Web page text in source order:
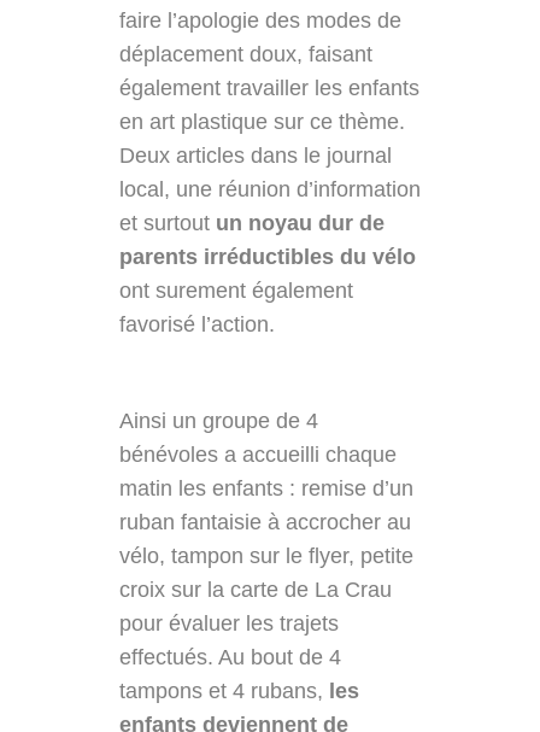
faire l’apologie des modes de
déplacement doux, faisant
également travailler les enfants
en art plastique sur ce thème.
Deux articles dans le journal
local, une réunion d’information
et surtout un noyau dur de
parents irréductibles du vélo
ont surement également
favorisé l’action.
Ainsi un groupe de 4
bénévoles a accueilli chaque
matin les enfants : remise d’un
ruban fantaisie à accrocher au
vélo, tampon sur le flyer, petite
croix sur la carte de La Crau
pour évaluer les trajets
effectués. Au bout de 4
tampons et 4 rubans, les
enfants deviennent de